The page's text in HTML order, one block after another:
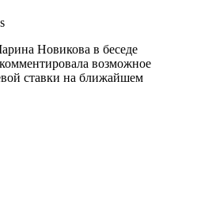
Новикова в беседе
возможное
ставки на ближайшем